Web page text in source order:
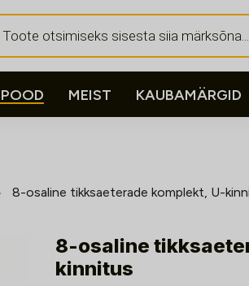
MEIST KAUBAMÄRGID
8-osaline tikksaeterade komplekt, U-
8-osaline
kinnitus